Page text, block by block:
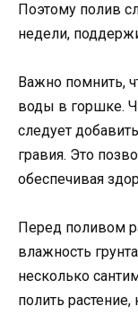
Поэтому полив
недели,
Важно помнить,
воды в горшке.
следует
гравия. Это
обеспечивая
Перед поливом
влажность
несколько
полить